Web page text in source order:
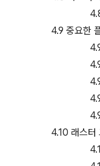
4.9 중요한
4.10 래스터